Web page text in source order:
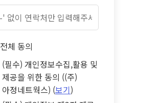
전체 동의
(필수) 개인정보수집,활용 및
제공을 위한 동의 ((주)
아정네트웍스) (보기)